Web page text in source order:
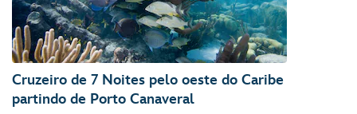
Cruzeiro de 7 Noites pelo oeste do Caribe
partindo de Porto Canaveral